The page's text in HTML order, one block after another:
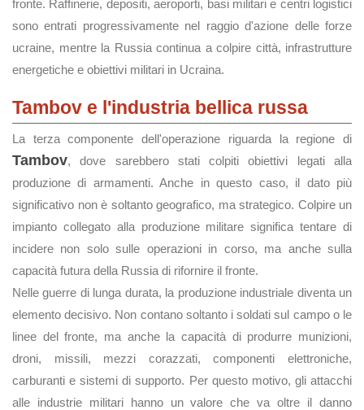
fronte. Raffinerie, depositi, aeroporti, basi militari e centri logistici
sono entrati progressivamente nel raggio d'azione delle forze
ucraine, mentre la Russia continua a colpire città, infrastrutture
energetiche e obiettivi militari in Ucraina.
Tambov e l'industria bellica russa
La terza componente dell'operazione riguarda la regione di
Tambov, dove sarebbero stati colpiti obiettivi legati alla
produzione di armamenti. Anche in questo caso, il dato più
significativo non è soltanto geografico, ma strategico. Colpire un
impianto collegato alla produzione militare significa tentare di
incidere non solo sulle operazioni in corso, ma anche sulla
capacità futura della Russia di rifornire il fronte.
Nelle guerre di lunga durata, la produzione industriale diventa un
elemento decisivo. Non contano soltanto i soldati sul campo o le
linee del fronte, ma anche la capacità di produrre munizioni,
droni, missili, mezzi corazzati, componenti elettroniche,
carburanti e sistemi di supporto. Per questo motivo, gli attacchi
alle industrie militari hanno un valore che va oltre il danno